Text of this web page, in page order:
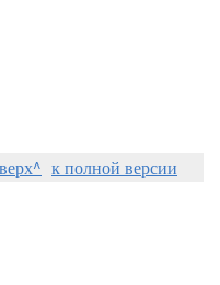
к полной версии